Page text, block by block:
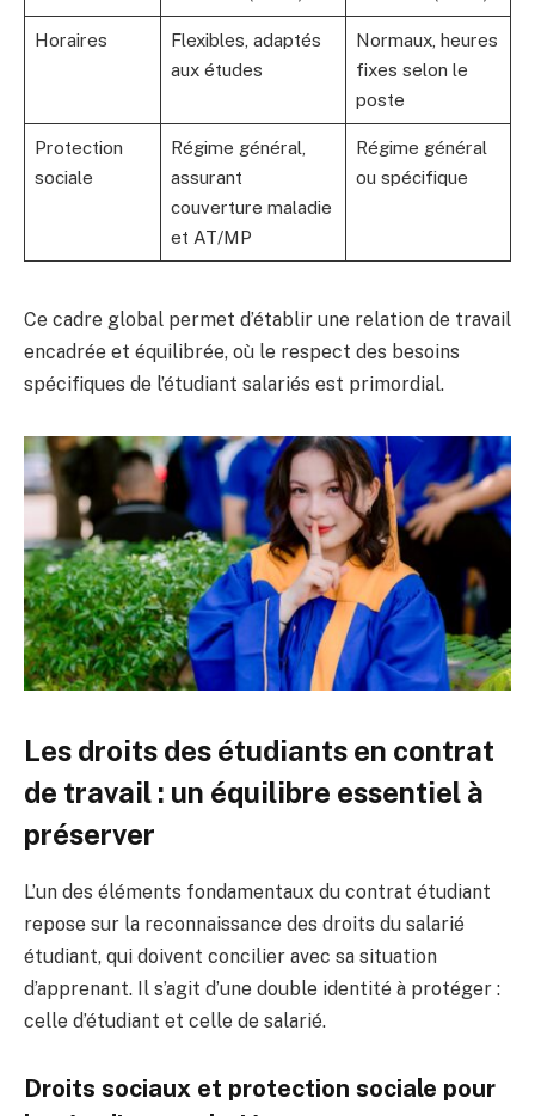
Horaires
Flexibles, adaptés
aux études
Normaux, heures
fixes selon le
poste
Protection
sociale
Régime général,
assurant
couverture maladie
et AT/MP
Régime général
ou spécifique
Ce cadre global permet d’établir une relation de travail
encadrée et équilibrée, où le respect des besoins
spécifiques de l’étudiant salariés est primordial.
Les droits des étudiants en contrat
de travail : un équilibre essentiel à
préserver
L’un des éléments fondamentaux du contrat étudiant
repose sur la reconnaissance des droits du salarié
étudiant, qui doivent concilier avec sa situation
d’apprenant. Il s’agit d’une double identité à protéger :
celle d’étudiant et celle de salarié.
Droits sociaux et protection sociale pour